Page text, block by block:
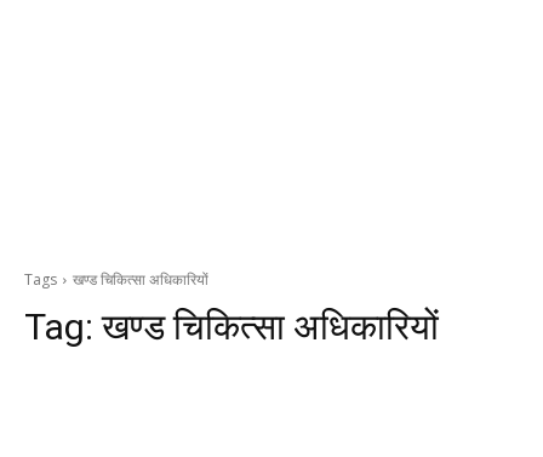
Tags खण्ड चिकित्सा अधिकारियों
Tag:खण्ड चिकित्सा अधिकारियों